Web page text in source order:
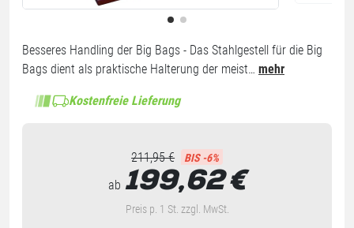
Besseres Handling der Big Bags - Das Stahlgestell für die Big
Bags dient als praktische Halterung der meist… mehr
Kostenfreie Lieferung
211,95 € BIS -6%
ab 199,62€
Preis p. 1 St. zzgl. MwSt.